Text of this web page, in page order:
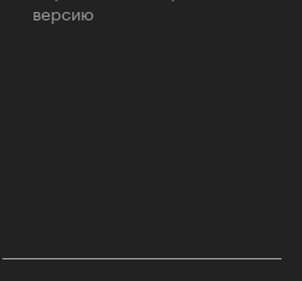
версию